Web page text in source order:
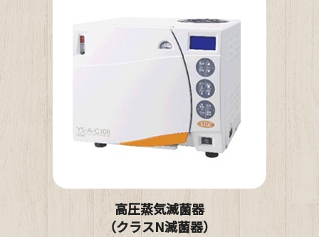
高圧蒸気滅菌器
（クラスN滅菌器）